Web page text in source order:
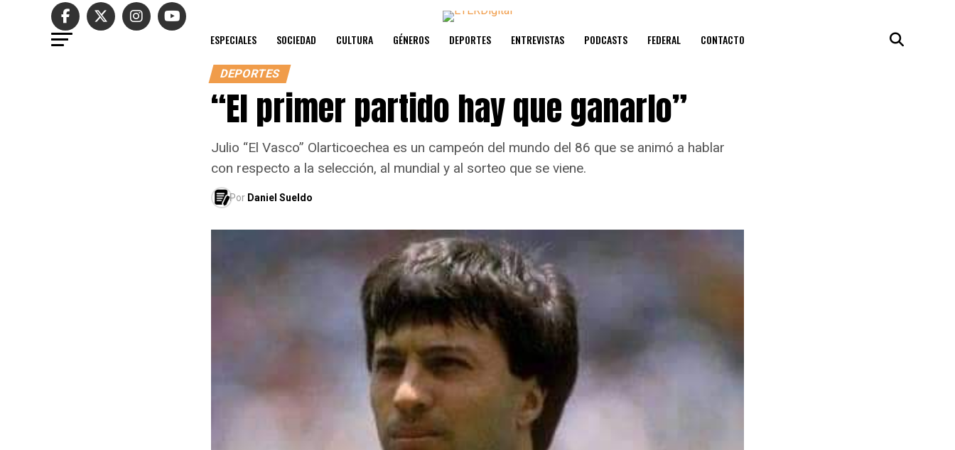
ESPECIALES SOCIEDAD CULTURA GÉNEROS DEPORTES ENTREVISTAS PODCASTS FEDERAL CONTACTO
DEPORTES
“El primer partido hay que ganarlo”
Julio “El Vasco” Olarticoechea es un campeón del mundo del 86 que se animó a hablar
con respecto a la selección, al mundial y al sorteo que se viene.
Por Daniel Sueldo